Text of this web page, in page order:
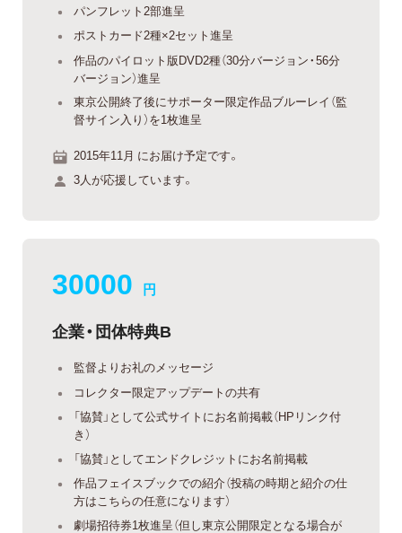
パンフレット2部進呈
ポストカード2種×2セット進呈
作品のパイロット版DVD2種（30分バージョン・56分
バージョン）進呈
東京公開終了後にサポーター限定作品ブルーレイ（監
督サイン入り）を1枚進呈
2015年11月 にお届け予定です。
3人が応援しています。
30000 円
企業・団体特典B
監督よりお礼のメッセージ
コレクター限定アップデートの共有
「協賛」として公式サイトにお名前掲載（HPリンク付
き）
「協賛」としてエンドクレジットにお名前掲載
作品フェイスブックでの紹介（投稿の時期と紹介の仕
方はこちらの任意になります）
劇場招待券1枚進呈（但し東京公開限定となる場合が